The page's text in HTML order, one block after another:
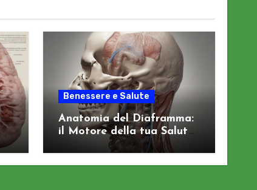
Benessere e Salute
Anatomia del Diaframma:
il Motore della tua Salute